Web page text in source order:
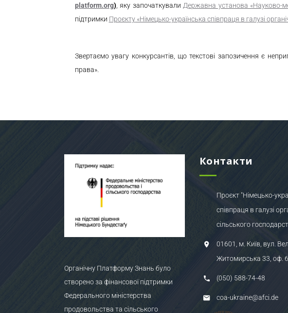
platform.org), яку започаткували Державна установа «Науково-
підтримки Проєкту«Німецько-українська співпраця в галузі
Звертаємо увагу конкурсантів, що текстові запозичення є
права».
Органічну Платформу Знань було
створено за фінансової підтримки
Федерального міністерства
продовольства та сільського
Контакти
Проєкт "Німецько-
співпраця в галузі
сільського
01601, м. Київ, вул.
Житомирська 33, оф.
(050) 588-74-48
coa-ukraine@afci.de